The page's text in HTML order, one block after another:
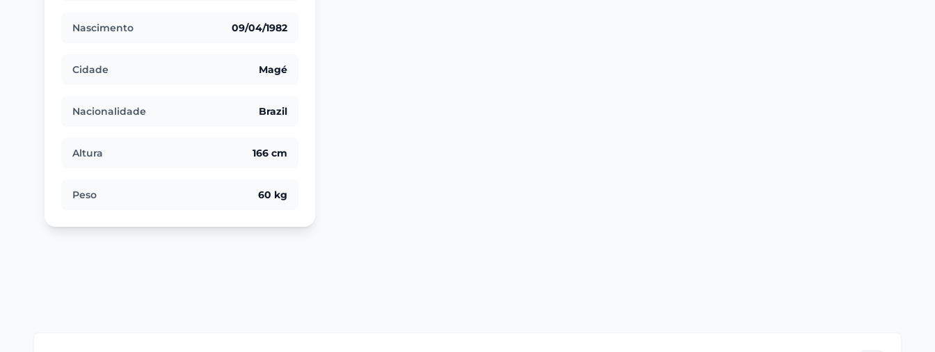
Nascimento 09/04/1982
Cidade Magé
Nacionalidade Brazil
Altura 166 cm
Peso 60 kg